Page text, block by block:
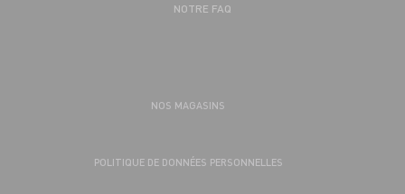
NOTRE FAQ
NOS MAGASINS
POLITIQUE DE DONNÉES PERSONNELLES